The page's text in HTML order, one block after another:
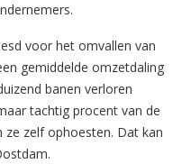
voor het omvallen van
gemiddelde omzetdaling
banen verloren
tachtig procent van de
zelf ophoesten. Dat kan